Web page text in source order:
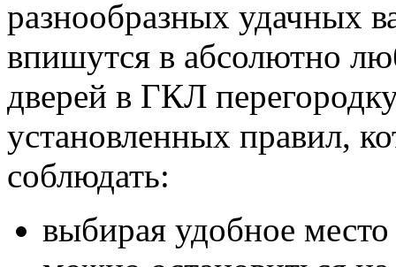
разнообразных удачных
впишутся в абсолютно
дверей в ГКЛ
установленных правил,
соблюдать:
выбирая удобное